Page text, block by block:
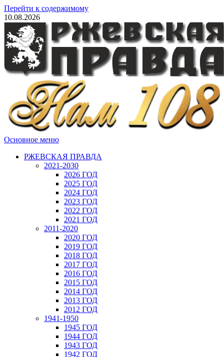
Перейти к содержимому
10.08.2026
Основное меню
РЖЕВСКАЯ ПРАВДА
2021-2030
2026 ГОД
2025 ГОД
2024 ГОД
2023 ГОД
2022 ГОД
2021 ГОД
2011-2020
2020 ГОД
2019 ГОД
2018 ГОД
2017 ГОД
2016 ГОД
2015 ГОД
2014 ГОД
2013 ГОД
2012 ГОД
1941-1950
1945 ГОД
1944 ГОД
1943 ГОД
1942 ГОД